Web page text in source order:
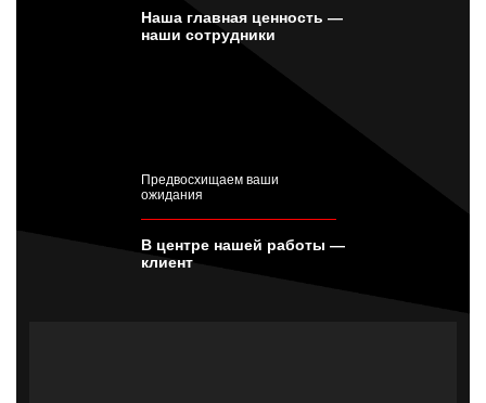
Наша главная ценность —
наши сотрудники
Предвосхищаем ваши
ожидания
В центре нашей работы —
клиент